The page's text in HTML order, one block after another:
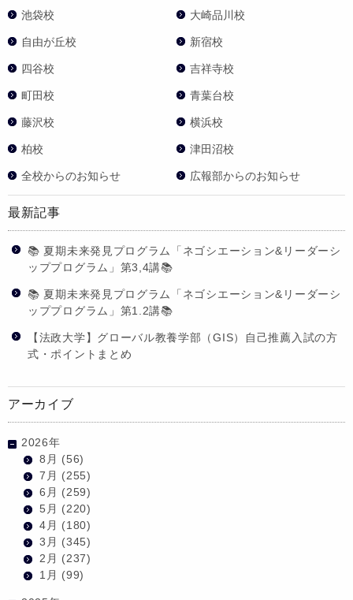
池袋校 大崎品川校
自由が丘校 新宿校
四谷校 吉祥寺校
町田校 青葉台校
藤沢校 横浜校
柏校 津田沼校
全校からのお知らせ 広報部からのお知らせ
最新記事
📚 夏期未来発見プログラム「ネゴシエーション&リーダーシ
ッププログラム」第3,4講📚
📚 夏期未来発見プログラム「ネゴシエーション&リーダーシ
ッププログラム」第1.2講📚
【法政大学】グローバル教養学部（GIS）自己推薦入試の方
式・ポイントまとめ
アーカイブ
2026年
8月 (56)
7月 (255)
6月 (259)
5月 (220)
4月 (180)
3月 (345)
2月 (237)
1月 (99)